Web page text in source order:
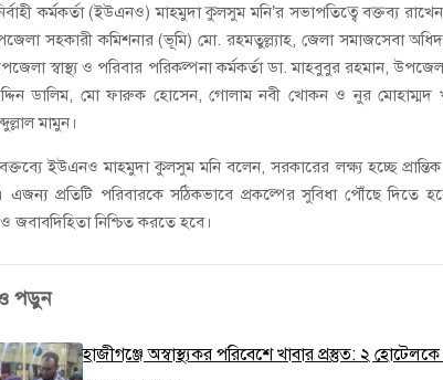
কর্মকর্তা (ইউএনও) মাহমুদা কুলসুম মনি’র সভাপতিত্বে বক্তব্য
সহকারী কমিশনার (ভূমি) মো. রহমতুল্ল্যাহ, জেলা সমাজসেবা
স্বাস্থ্য ও পরিবার পরিকল্পনা কর্মকর্তা ডা. মাহবুবুর রহমান,
ডালিম, মো ফারুক হোসেন, গোলাম নবী খোকন ও নুর মোহাম্মদ
মামুন।
ইউএনও মাহমুদা কুলসুম মনি বলেন, সরকারের লক্ষ্য হচ্ছে
এজন্য প্রতিটি পরিবারকে সঠিকভাবে প্রকল্পের সুবিধা পৌঁছে দিতে
জবাবদিহিতা নিশ্চিত করতে হবে।
পড়ুন
হাজীগঞ্জে অস্বাস্থ্যকর পরিবেশে খাবার প্রস্তুত: ২